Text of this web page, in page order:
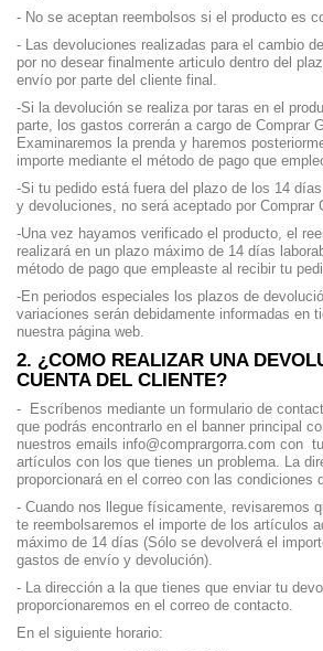
- No se aceptan reembolsos si el producto es
- Las devoluciones realizadas para el cambio
por no desear finalmente articulo dentro del
envío por parte del cliente final.
-Si la devolución se realiza por taras en el
parte, los gastos correrán a cargo de Comprar
Examinaremos la prenda y haremos
importe mediante el método de pago que
-Si tu pedido está fuera del plazo de los 14
y devoluciones, no será aceptado por Comprar
-Una vez hayamos verificado el producto, el
realizará en un plazo máximo de 14 días
método de pago que empleaste al recibir tu
-En periodos especiales los plazos de
variaciones serán debidamente informadas en
nuestra página web.
2. ¿COMO REALIZAR UNA
CUENTA DEL CLIENTE?
- Escríbenos mediante un formulario de
que podrás encontrarlo en el banner principal
nuestros emails info@comprargorra.com con
artículos con los que tienes un problema. La
proporcionará en el correo con las condiciones
- Cuando nos llegue físicamente, revisaremos
te reembolsaremos el importe de los artículos
máximo de 14 días (Sólo se devolverá el
gastos de envío y devolución).
- La dirección a la que tienes que enviar tu
proporcionaremos en el correo de contacto.
En el siguiente horario: